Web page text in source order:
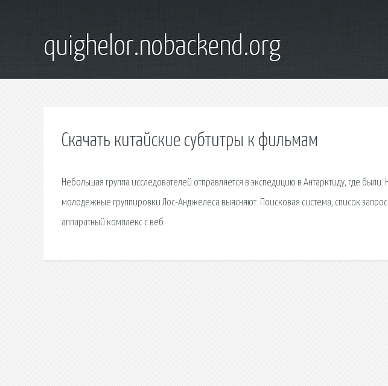
quighelor.nobackend.org
Скачать китайские субтитры к фильмам
Небольшая группа исследователей отправляется в экспедицию в Антарктиду, где
молодежные группировки Лос-Анджелеса выясняют. Поисковая сиcтема, список
аппаратный комплекс с веб.